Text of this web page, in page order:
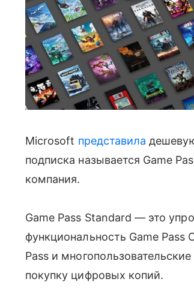
Microsoft представила
подписка называется Game
компания.
Game Pass Standard — это
функциональность Game Pass
Pass и
покупку цифровых копий.